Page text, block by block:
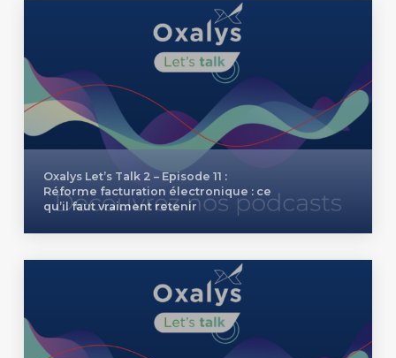
Oxalys Let’s Talk 2 – Episode 11 :
Réforme facturation électronique : ce
qu’il faut vraiment retenir